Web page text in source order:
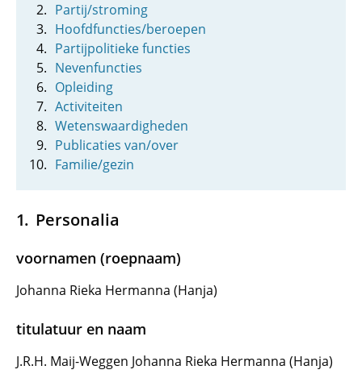
Partij/stroming
Hoofdfuncties/beroepen
Partijpolitieke functies
Nevenfuncties
Opleiding
Activiteiten
Wetenswaardigheden
Publicaties van/over
Familie/gezin
Personalia
voornamen (roepnaam)
Johanna Rieka Hermanna (Hanja)
titulatuur en naam
J.R.H. Maij-Weggen Johanna Rieka Hermanna (Hanja)